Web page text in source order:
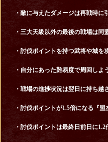
・敵に与えたダメージは再戦時に
・三大天級以外の最後の戦場は同
・討伐ポイントを持つ武将や城を
・自分にあった難易度で周回しよ
・戦場の進捗状況は翌日に持ち越
・討伐ポイントが1.5倍になる『
・討伐ポイントは最終日前日に1.2